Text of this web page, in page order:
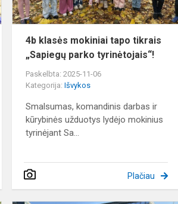
Bistro“
piceriją
4b klasės mokiniai tapo tikrais
„Sapiegų parko tyrinėtojais“!
Paskelbta: 2025-11-06
Kategorija:Išvykos
Smalsumas, komandinis darbas ir
kūrybinės užduotys lydėjo mokinius
tyrinėjant Sa...
Plačiau